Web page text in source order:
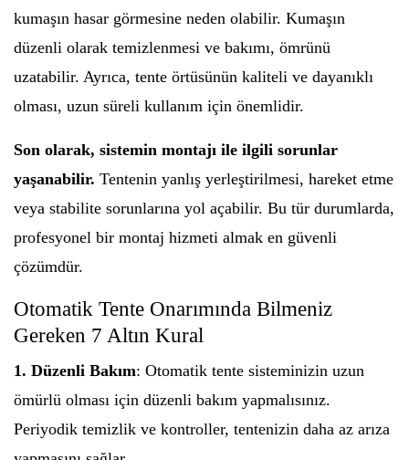
kumaşın hasar görmesine neden olabilir. Kumaşın
düzenli olarak temizlenmesi ve bakımı, ömrünü
uzatabilir. Ayrıca, tente örtüsünün kaliteli ve dayanıklı
olması, uzun süreli kullanım için önemlidir.
Son olarak, sistemin montajı ile ilgili sorunlar
yaşanabilir. Tentenin yanlış yerleştirilmesi, hareket etme
veya stabilite sorunlarına yol açabilir. Bu tür durumlarda,
profesyonel bir montaj hizmeti almak en güvenli
çözümdür.
Otomatik Tente Onarımında Bilmeniz
Gereken 7 Altın Kural
1. Düzenli Bakım: Otomatik tente sisteminizin uzun
ömürlü olması için düzenli bakım yapmalısınız.
Periyodik temizlik ve kontroller, tentenizin daha az arıza